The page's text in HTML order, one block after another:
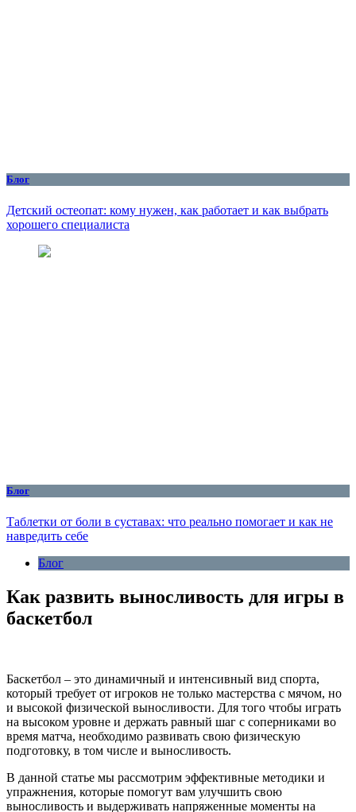
Блог
Детский остеопат: кому нужен, как работает и как выбрать
хорошего специалиста
Блог
Таблетки от боли в суставах: что реально помогает и как не
навредить себе
Блог
Как развить выносливость для игры в
баскетбол
Баскетбол – это динамичный и интенсивный вид спорта,
который требует от игроков не только мастерства с мячом, но
и высокой физической выносливости. Для того чтобы играть
на высоком уровне и держать равный шаг с соперниками во
время матча, необходимо развивать свою физическую
подготовку, в том числе и выносливость.
В данной статье мы рассмотрим эффективные методики и
упражнения, которые помогут вам улучшить свою
выносливость и выдерживать напряженные моменты на